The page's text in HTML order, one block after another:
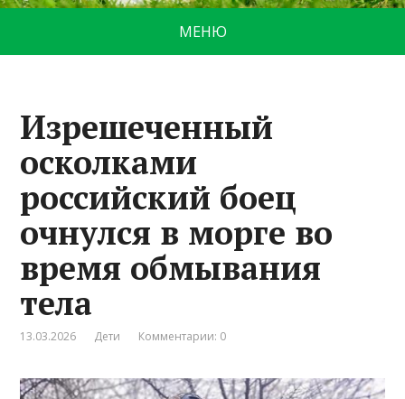
МЕНЮ
Изрешеченный
осколками
российский боец
очнулся в морге во
время обмывания
тела
13.03.2026 Дети Комментарии: 0